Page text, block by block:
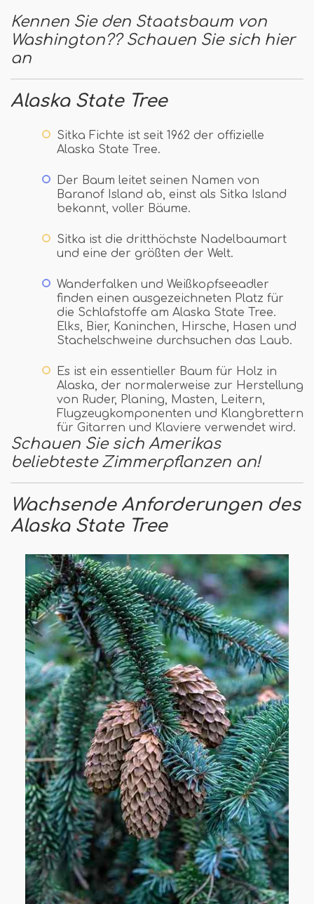
Kennen Sie den Staatsbaum von
Washington?? Schauen Sie sich hier
an
Alaska State Tree
Sitka Fichte ist seit 1962 der offizielle
Alaska State Tree.
Der Baum leitet seinen Namen von
Baranof Island ab, einst als Sitka Island
bekannt, voller Bäume.
Sitka ist die dritthöchste Nadelbaumart
und eine der größten der Welt.
Wanderfalken und Weißkopfseeadler
finden einen ausgezeichneten Platz für
die Schlafstoffe am Alaska State Tree.
Elks, Bier, Kaninchen, Hirsche, Hasen und
Stachelschweine durchsuchen das Laub.
Es ist ein essentieller Baum für Holz in
Alaska, der normalerweise zur Herstellung
von Ruder, Planing, Masten, Leitern,
Flugzeugkomponenten und Klangbrettern
für Gitarren und Klaviere verwendet wird.
Schauen Sie sich Amerikas
beliebteste Zimmerpflanzen an!
Wachsende Anforderungen des
Alaska State Tree